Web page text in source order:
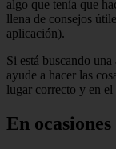
algo que tenía que
llena de consejos
aplicación).
Si está buscando
ayude a hacer las
lugar correcto y en
En